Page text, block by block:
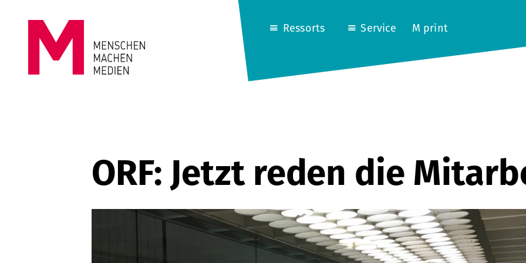
MEDIEN
Ressorts Service M print
ORF: Jetzt reden die